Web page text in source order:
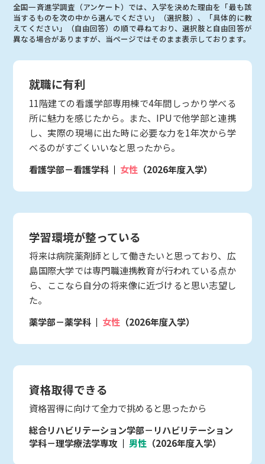
全国一斉進学調査（アンケート）では、入学を決めた理由を「最も該
当するものを次の中から選んでください」（選択肢）、「具体的に教
えてください」（自由回答）の順で尋ねており、選択肢と自由回答が
異なる場合がありますが、当ページではそのまま表示しております。
就職に有利
11階建ての看護学部専用棟で4年間しっかり学べる
所に魅力を感じたから。また、IPUで他学部と連携
し、実際の現場に出た時に必要な力を1年次から学
べるのがすごくいいなと思ったから。
看護学部－看護学科
女性 （2026年度入学）
学習環境が整っている
将来は病院薬剤師として働きたいと思っており、広
島国際大学では専門職連携教育が行われている点か
ら、ここなら自分の将来像に近づけると思い志望し
た。
薬学部－薬学科
女性 （2026年度入学）
資格取得できる
資格習得に向けて全力で挑めると思ったから
総合リハビリテーション学部－リハビリテーション
学科－理学療法学専攻
男性 （2026年度入学）